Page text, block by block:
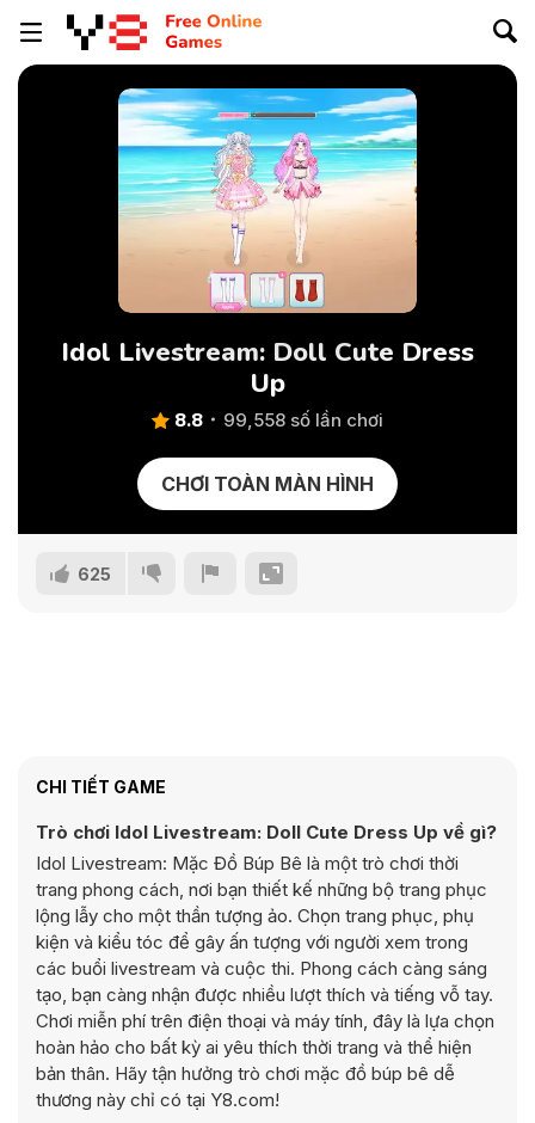
Idol Livestream: Doll Cute Dress
Up
8.8 99,558 số lần chơi
CHƠI TOÀN MÀN HÌNH
625
CHI TIẾT GAME
Trò chơi Idol Livestream: Doll Cute Dress Up về gì?
Idol Livestream: Mặc Đồ Búp Bê là một trò chơi thời
trang phong cách, nơi bạn thiết kế những bộ trang phục
lộng lẫy cho một thần tượng ảo. Chọn trang phục, phụ
kiện và kiểu tóc để gây ấn tượng với người xem trong
các buổi livestream và cuộc thi. Phong cách càng sáng
tạo, bạn càng nhận được nhiều lượt thích và tiếng vỗ tay.
Chơi miễn phí trên điện thoại và máy tính, đây là lựa chọn
hoàn hảo cho bất kỳ ai yêu thích thời trang và thể hiện
bản thân. Hãy tận hưởng trò chơi mặc đồ búp bê dễ
thương này chỉ có tại Y8.com!